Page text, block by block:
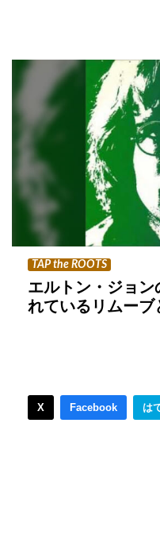
TAP the ROOTS
エルトン・ジョ
れているリムー
X Facebook は